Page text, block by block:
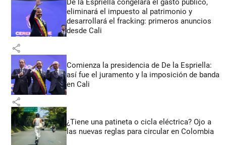
De la Espriella congelará el gasto público,
eliminará el impuesto al patrimonio y
desarrollará el fracking: primeros anuncios
desde Cali
share
Comienza la presidencia de De la Espriella:
así fue el juramento y la imposición de banda
en Cali
share
¿Tiene una patineta o cicla eléctrica? Ojo a
las nuevas reglas para circular en Colombia